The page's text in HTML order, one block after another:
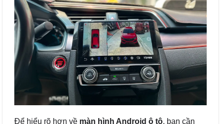
Để hiểu rõ hơn về màn hình Android ô tô, bạn cần